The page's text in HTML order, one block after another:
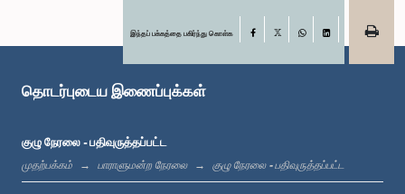
உறுப்பினர்
இந்தப் பக்கத்தை பகிர்ந்து கொள்க Facebook
LinkedIn
தொடர்புடைய இணைப்புக்கள்
குழு நேரலை - பதிவுருத்தப்பட்ட
முதற்பக்கம் பாராளுமன்ற நேரலை குழு நேரலை - பதிவுருத்தப்பட்ட